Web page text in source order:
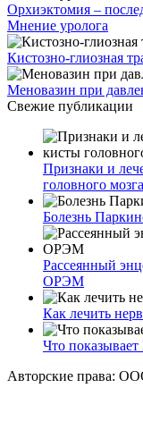
Орхиэктомия –
Мнение уролога
Кистозно-глиозная
Меновазин при
Свежие публикации
Признаки и
головного мозга
Болезнь
Рассеянный
ОРЭМ
Как лечить
Что
Авторские права: